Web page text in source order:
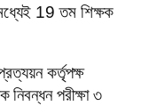
19 তম শিক্ষক
কর্তৃপক্ষ
নিবন্ধন পরীক্ষা ৩